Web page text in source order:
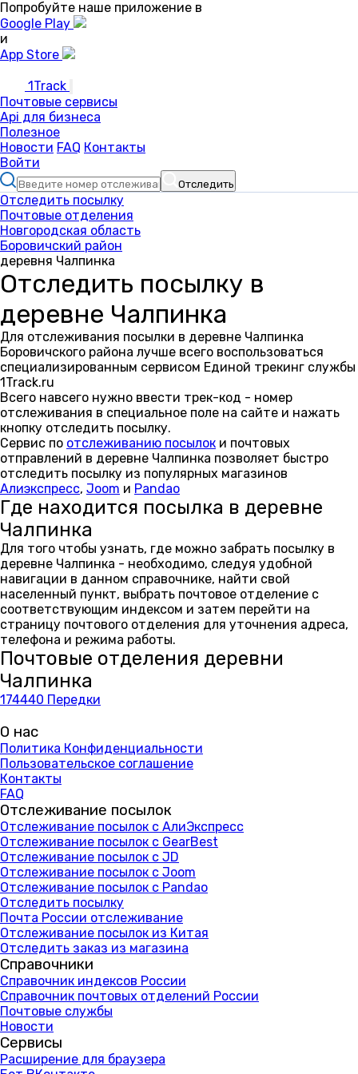
Попробуйте наше приложение в
Google Play
и
App Store
1Track
Почтовые сервисы
Api для бизнеса
Полезное
Новости FAQ Контакты
Войти
Отследить
Отследить посылку
Почтовые отделения
Новгородская область
Боровичский район
деревня Чалпинка
Отследить посылку в
деревне Чалпинка
Для отслеживания посылки в деревне Чалпинка
Боровичского района лучше всего воспользоваться
специализированным сервисом Единой трекинг службы
1Track.ru
Всего навсего нужно ввести трек-код - номер
отслеживания в специальное поле на сайте и нажать
кнопку отследить посылку.
Сервис по отслеживанию посылок и почтовых
отправлений в деревне Чалпинка позволяет быстро
отследить посылку из популярных магазинов
Алиэкспресс, Joom и Pandao
Где находится посылка в деревне
Чалпинка
Для того чтобы узнать, где можно забрать посылку в
деревне Чалпинка - необходимо, следуя удобной
навигации в данном справочнике, найти свой
населенный пункт, выбрать почтовое отделение с
соответствующим индексом и затем перейти на
страницу почтового отделения для уточнения адреса,
телефона и режима работы.
Почтовые отделения деревни
Чалпинка
174440 Передки
О нас
Политика Конфиденциальности
Пользовательское соглашение
Контакты
FAQ
Отслеживание посылок
Отслеживание посылок с АлиЭкспресс
Отслеживание посылок с GearBest
Отслеживание посылок с JD
Отслеживание посылок с Joom
Отслеживание посылок с Pandao
Отследить посылку
Почта России отслеживание
Отслеживание посылок из Китая
Отследить заказ из магазина
Справочники
Справочник индексов России
Справочник почтовых отделений России
Почтовые службы
Новости
Сервисы
Расширение для браузера